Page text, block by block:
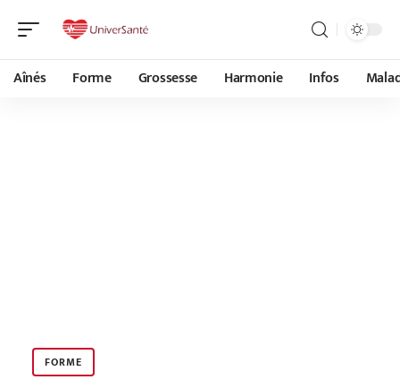
Aînés Forme Grossesse Harmonie Infos
FORME